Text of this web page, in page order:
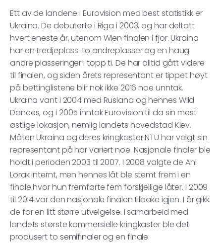
Ett av de landene i Eurovision med best statistikk er
Ukraina. De debuterte i Riga i 2003, og har deltatt
hvert eneste år, utenom Wien finalen i fjor. Ukraina
har en tredjeplass. to andreplasser og en haug
andre plasseringer i topp ti. De har alltid gått videre
til finalen, og siden årets representant er tippet høyt
på bettinglistene blir nok ikke 2016 noe unntak.
Ukraina vant i 2004 med Ruslana og hennes Wild
Dances, og i 2005 inntok Eurovision til da sin mest
østlige lokasjon, nemlig landets hovedstad Kiev.
Måten Ukraina og deres kringkaster NTU har valgt sin
representant på har variert noe. Nasjonale finaler ble
holdt i perioden 2003 til 2007. I 2008 valgte de Ani
Lorak internt, men hennes låt ble stemt frem i en
finale hvor hun fremførte fem forskjellige låter. I 2009
til 2014 var den nasjonale finalen tilbake igjen. I år gikk
de for en litt større utvelgelse. I samarbeid med
landets største kommersielle kringkaster ble det
produsert to semifinaler og en finale.